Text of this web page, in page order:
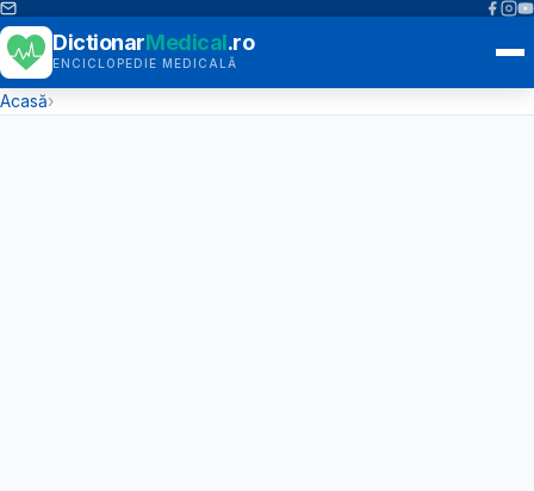
DictionarMedical.ro
ENCICLOPEDIE MEDICALĂ
Acasă›